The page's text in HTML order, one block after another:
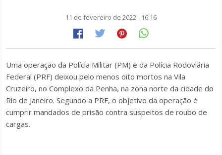
11 de fevereiro de 2022 - 16:16
Uma operação da Polícia Militar (PM) e da Polícia Rodoviária
Federal (PRF) deixou pelo menos oito mortos na Vila
Cruzeiro, no Complexo da Penha, na zona norte da cidade do
Rio de Janeiro. Segundo a PRF, o objetivo da operação é
cumprir mandados de prisão contra suspeitos de roubo de
cargas.